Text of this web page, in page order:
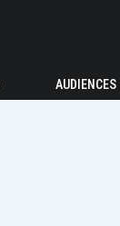
AUDIENCES